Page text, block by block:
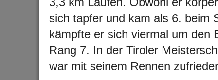
sich tapfer und kam als 6. beim
kämpfte er sich viermal um den
Rang 7. In der Tiroler
war mit seinem Rennen